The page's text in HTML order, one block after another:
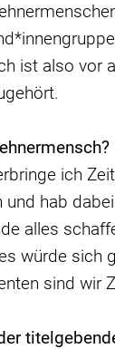
ist also vor
ich
und hab
alles
würde sich
sind wir